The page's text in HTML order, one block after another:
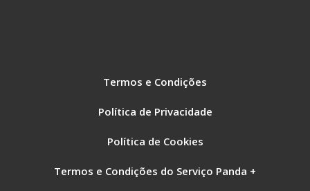
Termos e Condições
Política de Privacidade
Política de Cookies
Termos e Condições do Serviço Panda +